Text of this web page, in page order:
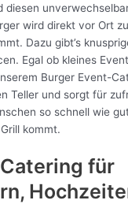
diesen
wird direkt vor Ort
Dazu gibt’s
Egal ob kleines
Burger Event-
Teller und sorgt für
so schnell wie
kommt.
für